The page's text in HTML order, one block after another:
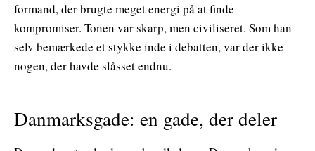
formand, der brugte meget energi på at finde
kompromiser. Tonen var skarp, men civiliseret. Som han
selv bemærkede et stykke inde i debatten, var der ikke
nogen, der havde slåsset endnu.
Danmarksgade: en gade, der deler